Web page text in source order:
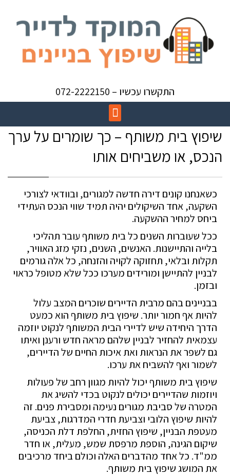
התקשרו עכשיו – 072-2222150
שיפוץ בית משותף – כך שומרים על ערך
הנכס, או משביחים אותו
כשאנחנו קונים דירה חדשה למגורים, ובוודאי לצורכי
השקעה, אחד השיקולים יהיה תמיד שווי הנכס העתידי
ביחס למחיר ההשקעה.
ככל שעוברות השנים כל בית משותף עובר תהליכי
בלייה והתיישנות. האנשים, השנים, נזקי מזג האוויר,
תקלות ובלאי, תחזוקה לקויה והזנחה, כל אלה גורמים
לבניין להתיישן ומורידים מערכו ככל שלא מטופל כראוי
ובזמן.
בבניינים בהם מרבית הדיירים שוכרים המצב עלול
להיות אף חמור יותר. שיפוץ בית משותף הוא כמעט
הדרך היחידה שיש לדיירי הבית המשותף לנקוט יוזמה
עצמאית להחזיר לבניין שלהם מראה חדש ורענן ואיתו
גם לשפר את הנראות ואת איכות החיים של הדיירים,
לשמור ואף להשביח את ערכו.
שיפוץ בית משותף יכול להיות מגוון רחב של פעולות
ויוזמות שהדיירים יכולים לנקוט בכדי להשיג את
המטרה של סביבת מגורים נעימה ומסבירת פנים. זה
להיות שיפוץ הלובי וצביעת חדרי המדרגות, צביעת
מעטפת הבניין, שיפוץ החזית, החלפת דלת הכניסה,
שיקום הגינה, הוספת מרפסת שמש, מעלית, או חדר
ממ"ד. כל אחד מהדברים האלה וכולם ביחד מרכיבים
את המושג שיפוץ בית משותף.